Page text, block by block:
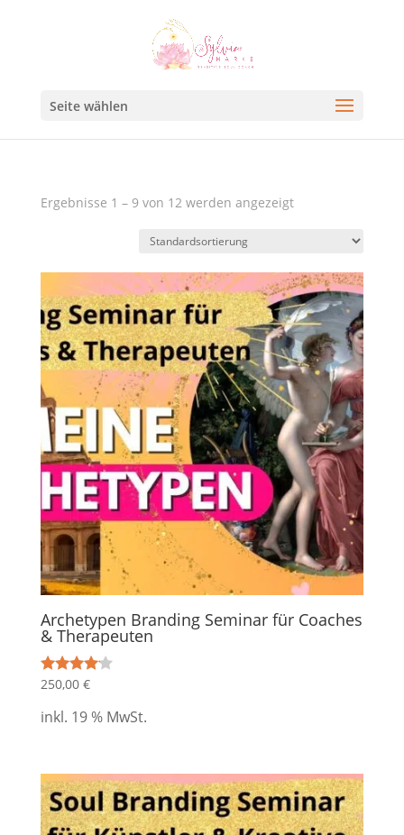
Seite wählen
Ergebnisse 1 – 9 von 12 werden angezeigt
Archetypen Branding Seminar für Coaches
& Therapeuten
Bewertet
4.00
von 5
250,00 €
inkl. 19 % MwSt.